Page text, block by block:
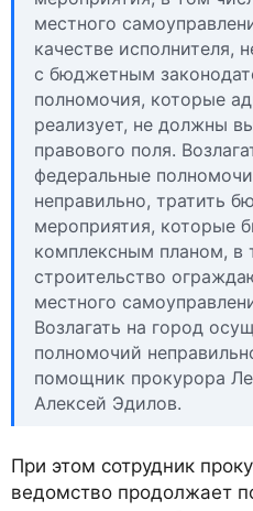
местного
качестве исполнителя,
с бюджетным
полномочия, которые
реализует, не должны
правового поля.
федеральные
неправильно, тратить
мероприятия, которые
комплексным планом, в
строительство
местного
Возлагать на город
полномочий
помощник прокурора
Алексей Эдилов.
При этом сотрудник
ведомство продолжает